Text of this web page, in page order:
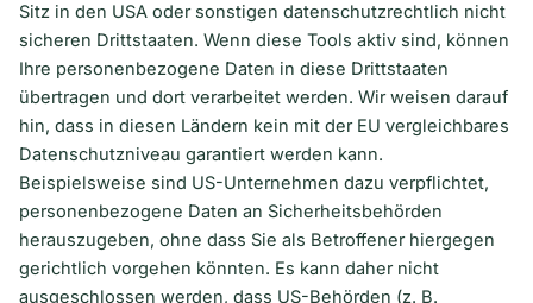
Sitz in den USA oder sonstigen datenschutzrechtlich nicht
sicheren Drittstaaten. Wenn diese Tools aktiv sind, können
Ihre personenbezogene Daten in diese Drittstaaten
übertragen und dort verarbeitet werden. Wir weisen darauf
hin, dass in diesen Ländern kein mit der EU vergleichbares
Datenschutzniveau garantiert werden kann.
Beispielsweise sind US-Unternehmen dazu verpflichtet,
personenbezogene Daten an Sicherheitsbehörden
herauszugeben, ohne dass Sie als Betroffener hiergegen
gerichtlich vorgehen könnten. Es kann daher nicht
ausgeschlossen werden, dass US-Behörden (z. B.